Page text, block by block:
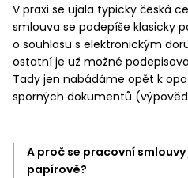
V praxi se ujala typicky česká
smlouva se podepíše klasicky
o souhlasu s elektronickým
ostatní je už možné
Tady jen nabádáme opět k
sporných dokumentů
A proč se pracovní
papírově?